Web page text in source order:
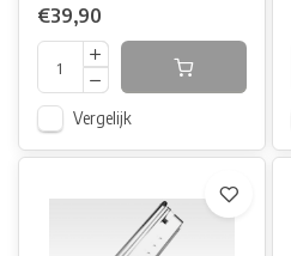
€39,90
Vergelijk